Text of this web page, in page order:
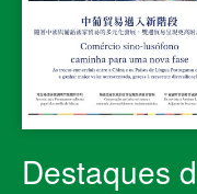
Destaques